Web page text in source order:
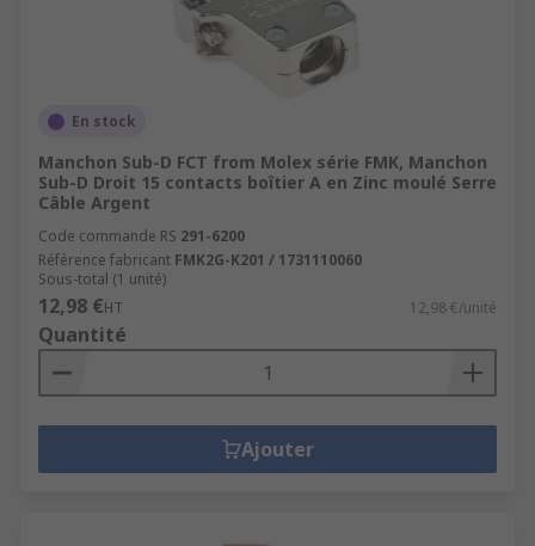
En stock
Manchon Sub-D FCT from Molex série FMK, Manchon
Sub-D Droit 15 contacts boîtier A en Zinc moulé Serre
Câble Argent
Code commande RS 291-6200
Référence fabricant FMK2G-K201 / 1731110060
Sous-total (1 unité)
12,98 €HT 12,98 €/unité
Quantité
Ajouter